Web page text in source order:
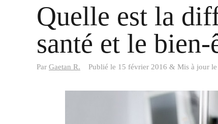
Quelle est la
santé et le bien-
Par Gaetan R. Publié le 15 février 2016 & Mis à jour le